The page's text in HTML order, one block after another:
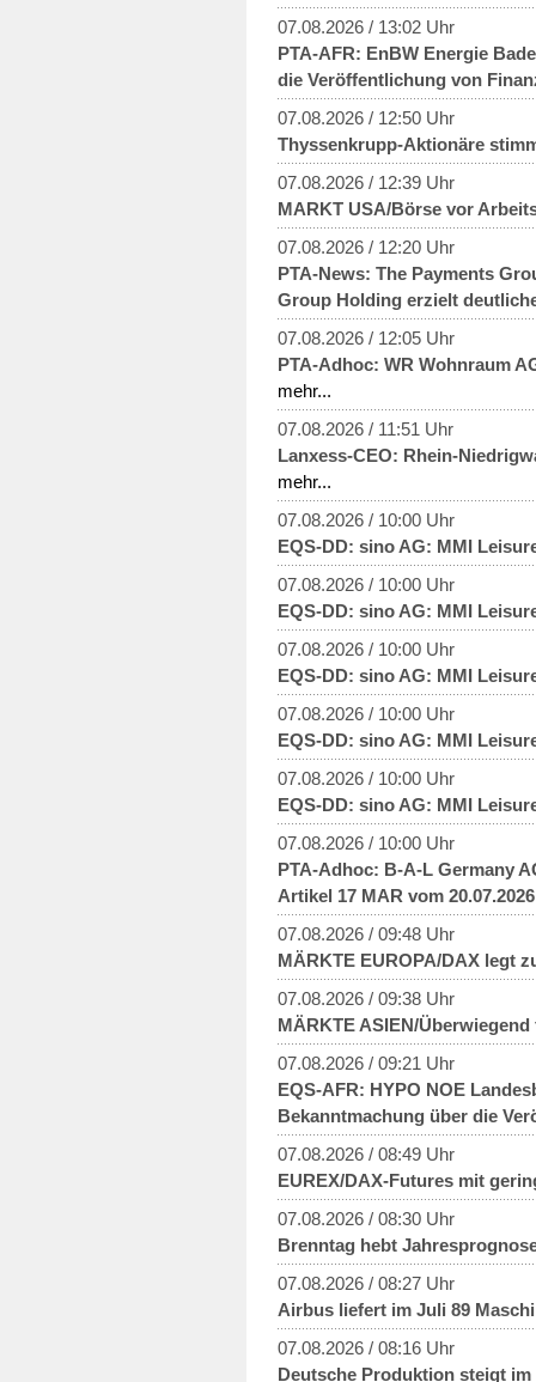
07.08.2026 / 13:02 Uhr
PTA-AFR: EnBW Energie
die Veröffentlichung von
07.08.2026 / 12:50 Uhr
Thyssenkrupp-Aktionäre
07.08.2026 / 12:39 Uhr
MARKT USA/Börse vor
07.08.2026 / 12:20 Uhr
PTA-News: The Payments
Group Holding erzielt
07.08.2026 / 12:05 Uhr
PTA-Adhoc: WR Wohnraum
mehr...
07.08.2026 / 11:51 Uhr
Lanxess-CEO: Rhein-
mehr...
07.08.2026 / 10:00 Uhr
EQS-DD: sino AG: MMI
07.08.2026 / 10:00 Uhr
EQS-DD: sino AG: MMI
07.08.2026 / 10:00 Uhr
EQS-DD: sino AG: MMI
07.08.2026 / 10:00 Uhr
EQS-DD: sino AG: MMI
07.08.2026 / 10:00 Uhr
EQS-DD: sino AG: MMI
07.08.2026 / 10:00 Uhr
PTA-Adhoc: B-A-L Germany
Artikel 17 MAR vom 20.07.2026
07.08.2026 / 09:48 Uhr
MÄRKTE EUROPA/DAX legt
07.08.2026 / 09:38 Uhr
MÄRKTE ASIEN/
07.08.2026 / 09:21 Uhr
EQS-AFR: HYPO NOE
Bekanntmachung über die
07.08.2026 / 08:49 Uhr
EUREX/DAX-Futures mit
07.08.2026 / 08:30 Uhr
Brenntag hebt
07.08.2026 / 08:27 Uhr
Airbus liefert im Juli 89
07.08.2026 / 08:16 Uhr
Deutsche Produktion steigt